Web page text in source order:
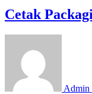
Cetak
Admin